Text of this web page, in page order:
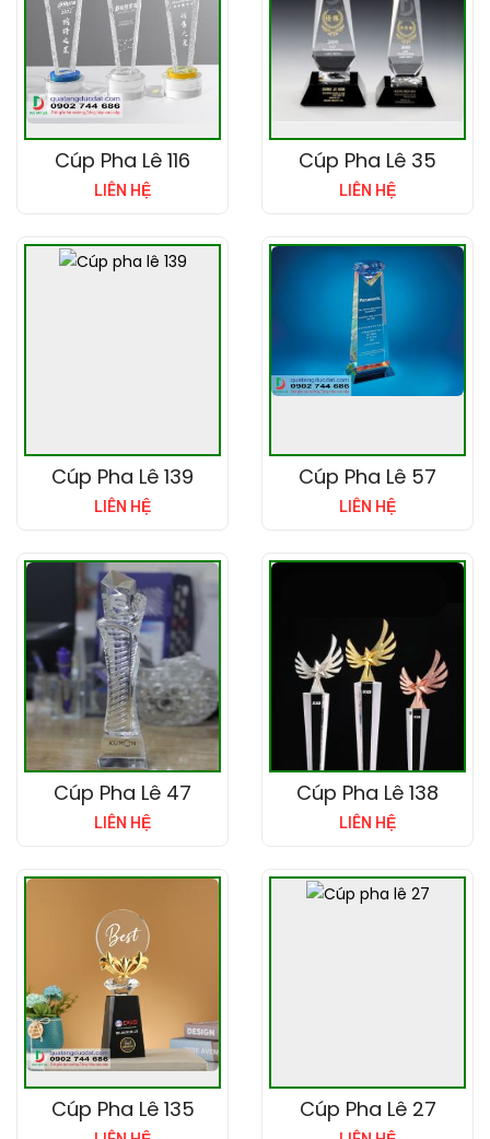
Cúp Pha Lê 116
LIÊN HỆ
Cúp Pha Lê 35
LIÊN HỆ
Cúp Pha Lê 139
LIÊN HỆ
Cúp Pha Lê 57
LIÊN HỆ
Cúp Pha Lê 47
LIÊN HỆ
Cúp Pha Lê 138
LIÊN HỆ
Cúp Pha Lê 135 Cúp Pha Lê 27